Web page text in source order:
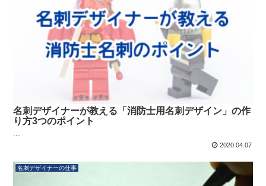
名刺デザイナーが教える「消防士用名刺デザイン」の作
り方3つのポイント
2020.04.07
名刺デザイナーの仕事